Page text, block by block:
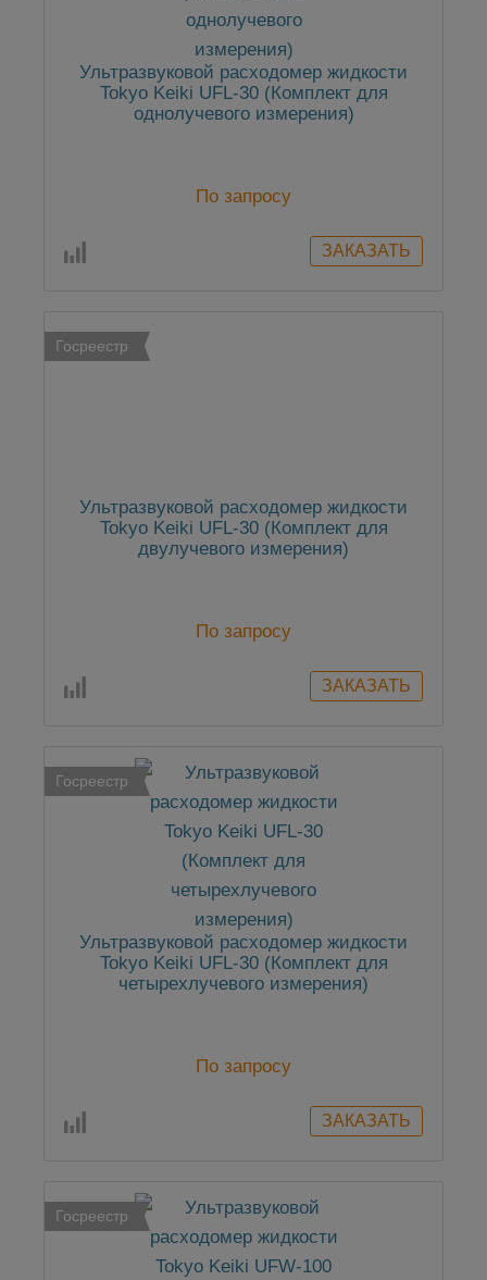
Ультразвуковой расходомер жидкости
Tokyo Keiki UFL-30 (Комплект для
однолучевого измерения)
По запросу
Госреестр
Ультразвуковой расходомер жидкости
Tokyo Keiki UFL-30 (Комплект для
двулучевого измерения)
По запросу
Госреестр
Ультразвуковой расходомер жидкости
Tokyo Keiki UFL-30 (Комплект для
четырехлучевого измерения)
По запросу
Госреестр